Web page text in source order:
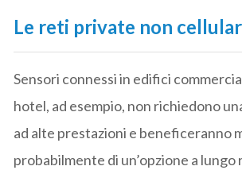
Le reti private non
Sensori connessi in edifici
hotel, ad esempio, non richiedono
ad alte prestazioni e beneficeranno
probabilmente di un’opzione a lungo